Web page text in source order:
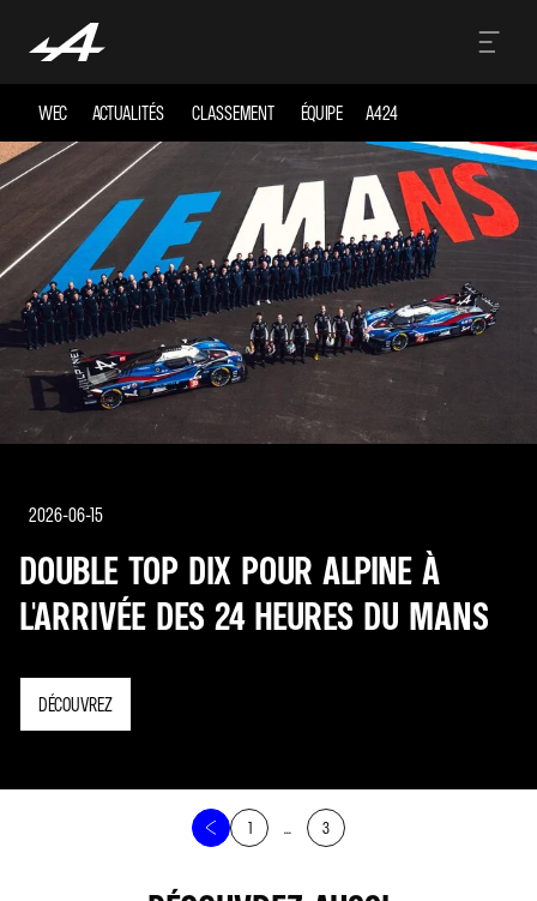
WEC ACTUALITÉS CLASSEMENT ÉQUIPE A424
2026-06-15
DOUBLE TOP DIX POUR ALPINE À
L'ARRIVÉE DES 24 HEURES DU MANS
DÉCOUVREZ
1 ... 3